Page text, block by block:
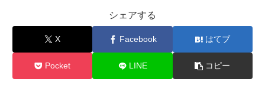
シェアする
X Facebook はてブ
Pocket LINE コピー